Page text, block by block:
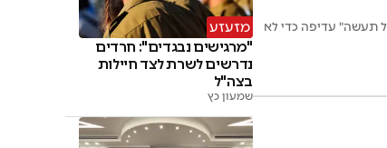
תעשה" עדיפה כדי לא
מזעזע
"מרגישים נבגדים": חרדים
נדרשים לשרת לצד חיילות
בצה"ל
שמעון כץ